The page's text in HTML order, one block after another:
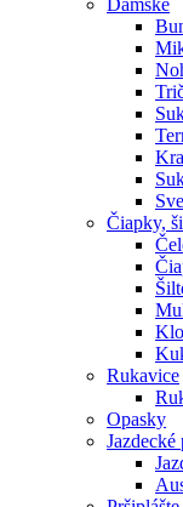
Čiapky,
Rukavice
Opasky
Jazdecké